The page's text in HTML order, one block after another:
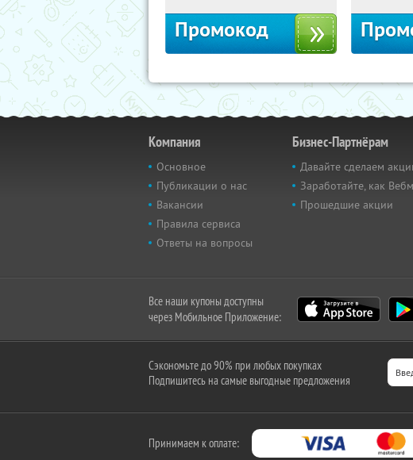
Промокод
Компания
Основное
Публикации о нас
Вакансии
Правила сервиса
Ответы на вопросы
Бизнес-Партнёрам
Давайте сделаем
Заработайте, как
Прошедшие акции
Все наши купоны доступны
через Мобильное Приложение:
Сэкономьте до 90% при любых покупках
Подпишитесь на самые выгодные предложения
Принимаем к оплате: